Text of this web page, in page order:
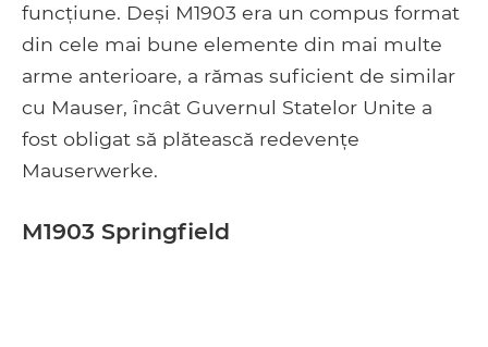
funcțiune. Deși M1903 era un compus format
din cele mai bune elemente din mai multe
arme anterioare, a rămas suficient de similar
cu Mauser, încât Guvernul Statelor Unite a
fost obligat să plătească redevențe
Mauserwerke.
M1903 Springfield